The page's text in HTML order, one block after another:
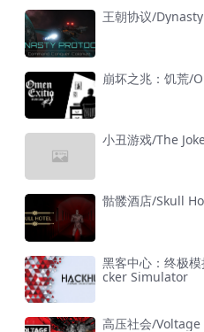
王朝协议/
崩坏之兆：饥荒/
小丑游戏/The
骷髅酒店/Skull
黑客中心：终极
cker Simulator
高压社会/